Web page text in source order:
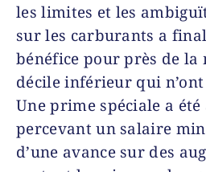
les limites et les
sur les carburants a
bénéfice pour près de la
décile inférieur qui
Une prime spéciale a
percevant un salaire
d’une avance sur des